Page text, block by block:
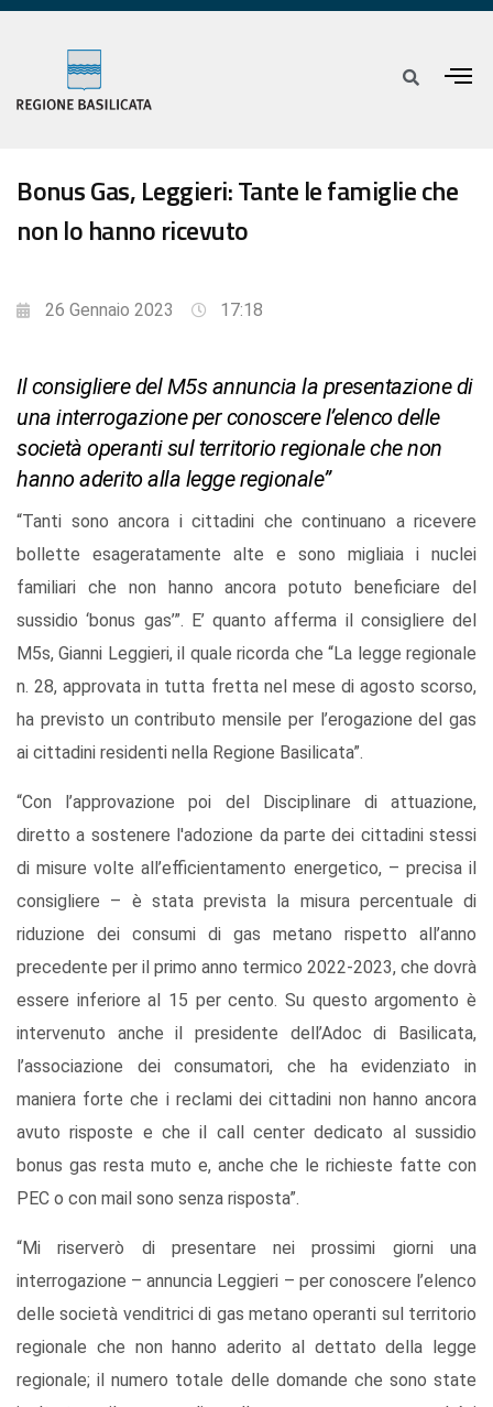
Bonus Gas, Leggieri: Tante le famiglie che
non lo hanno ricevuto
26 Gennaio 2023 17:18
Il consigliere del M5s annuncia la presentazione di
una interrogazione per conoscere l’elenco delle
società operanti sul territorio regionale che non
hanno aderito alla legge regionale”
“Tanti sono ancora i cittadini che continuano a ricevere
bollette esageratamente alte e sono migliaia i nuclei
familiari che non hanno ancora potuto beneficiare del
sussidio ‘bonus gas’”. E’ quanto afferma il consigliere del
M5s, Gianni Leggieri, il quale ricorda che “La legge regionale
n. 28, approvata in tutta fretta nel mese di agosto scorso,
ha previsto un contributo mensile per l’erogazione del gas
ai cittadini residenti nella Regione Basilicata”.
“Con l’approvazione poi del Disciplinare di attuazione,
diretto a sostenere l'adozione da parte dei cittadini stessi
di misure volte all’efficientamento energetico, – precisa il
consigliere – è stata prevista la misura percentuale di
riduzione dei consumi di gas metano rispetto all’anno
precedente per il primo anno termico 2022-2023, che dovrà
essere inferiore al 15 per cento. Su questo argomento è
intervenuto anche il presidente dell’Adoc di Basilicata,
l’associazione dei consumatori, che ha evidenziato in
maniera forte che i reclami dei cittadini non hanno ancora
avuto risposte e che il call center dedicato al sussidio
bonus gas resta muto e, anche che le richieste fatte con
PEC o con mail sono senza risposta”.
“Mi riserverò di presentare nei prossimi giorni una
interrogazione – annuncia Leggieri – per conoscere l’elenco
delle società venditrici di gas metano operanti sul territorio
regionale che non hanno aderito al dettato della legge
regionale; il numero totale delle domande che sono state